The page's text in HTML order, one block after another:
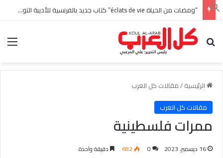
“ومضات من الحياة éclats de vie” كتاب جديد بالفرنسية للأديبة التونسية منى زغدان
بحث عن
الرئيسية/مقالات كل العرب
مقالات كل العرب
ممرات فلسطينية
16 ديسمبر، 2023 0
682 دقيقة واحدة